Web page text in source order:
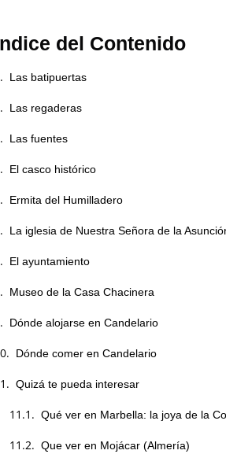
del Contenido
Las batipuertas
Las regaderas
Las fuentes
El casco histórico
Ermita del Humilladero
La iglesia de Nuestra Señora de la
El ayuntamiento
Museo de la Casa Chacinera
Dónde alojarse en Candelario
Dónde comer en Candelario
Quizá te pueda interesar
Qué ver en Marbella: la joya de la
Que ver en Mojácar (Almería)